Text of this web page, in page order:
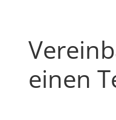
einen